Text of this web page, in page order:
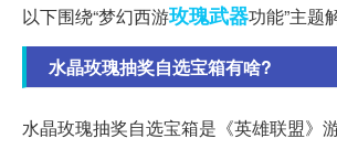
以下围绕“梦幻西游玫瑰武器功能”主题
水晶玫瑰抽奖自选宝箱有啥?
水晶玫瑰抽奖自选宝箱是《英雄联盟》